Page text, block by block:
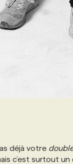
déjà votre
c’est surtout